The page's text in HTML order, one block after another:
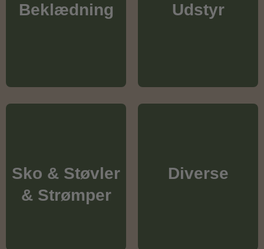
Beklædning Udstyr
Sko & Støvler
& Strømper
Diverse